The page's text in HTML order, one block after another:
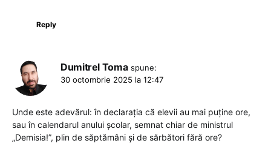
Reply
Dumitrel Toma spune:
30 octombrie 2025 la 12:47
Unde este adevărul: în declarația că elevii au mai puține ore,
sau în calendarul anului școlar, semnat chiar de ministrul
„Demisia!”, plin de săptămâni și de sărbători fără ore?